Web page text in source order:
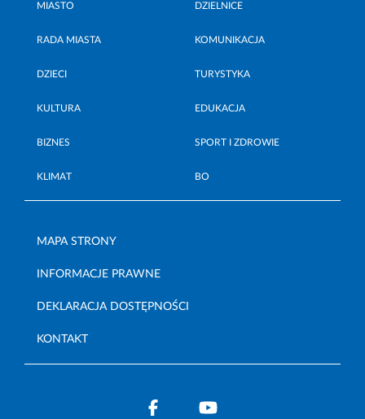
MIASTO DZIELNICE
RADA MIASTA KOMUNIKACJA
DZIECI TURYSTYKA
KULTURA EDUKACJA
BIZNES SPORT I ZDROWIE
KLIMAT BO
MAPA STRONY
INFORMACJE PRAWNE
DEKLARACJA DOSTĘPNOŚCI
KONTAKT